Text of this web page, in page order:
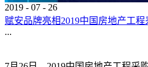
2019 - 07 - 26
赋安品牌亮相2019中国房地产工
...